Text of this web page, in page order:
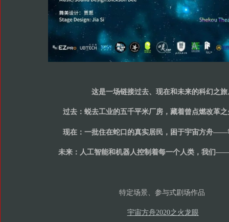
这是一场链接过去、现在和未来的科幻之旅
过去：蜕去工业的五千平米厂房，藏着曾点燃改革
现在：一批住在蛇口的真实居民，困于宇宙方舟——
未来：人工智能和机器人控制着每一个人类，我们
特定场景、参与式剧场作品
宇宙方舟2020之火龙眼